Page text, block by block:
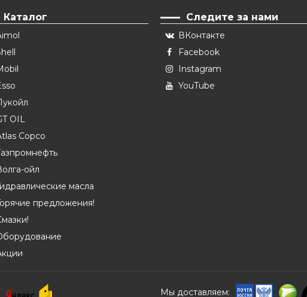
Каталог
OIL
Copco
ойл
масла
предложения!
Следите за нами
ВКонтакте
Facebook
Instagram
YouTube
Мы доставляем: